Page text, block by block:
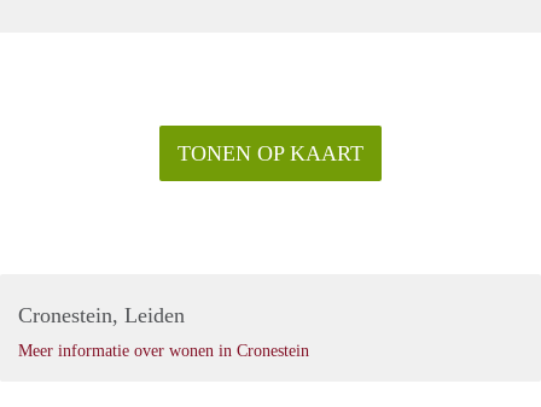
TONEN OP KAART
Cronestein, Leiden
Meer informatie over wonen in Cronestein